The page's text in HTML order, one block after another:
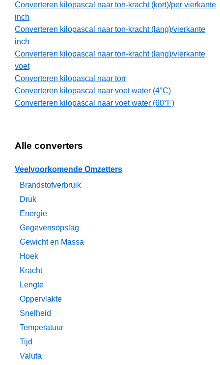
Converteren kilopascal naar ton-kracht (kort)/per vierkante
inch
Converteren kilopascal naar ton-kracht (lang)/vierkante
inch
Converteren kilopascal naar ton-kracht (lang)/vierkante
voet
Converteren kilopascal naar torr
Converteren kilopascal naar voet water (4°C)
Converteren kilopascal naar voet water (60°F)
Alle converters
Veelvoorkomende Omzetters
Brandstofverbruik
Druk
Energie
Gegevensopslag
Gewicht en Massa
Hoek
Kracht
Lengte
Oppervlakte
Snelheid
Temperatuur
Tijd
Valuta